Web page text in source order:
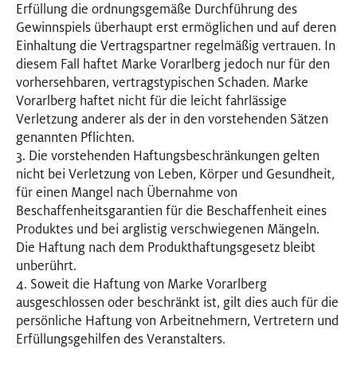
Erfüllung die ordnungsgemäße Durchführung des
Gewinnspiels überhaupt erst ermöglichen und auf deren
Einhaltung die Vertragspartner regelmäßig vertrauen. In
diesem Fall haftet Marke Vorarlberg jedoch nur für den
vorhersehbaren, vertragstypischen Schaden. Marke
Vorarlberg haftet nicht für die leicht fahrlässige
Verletzung anderer als der in den vorstehenden Sätzen
genannten Pflichten.
3. Die vorstehenden Haftungsbeschränkungen gelten
nicht bei Verletzung von Leben, Körper und Gesundheit,
für einen Mangel nach Übernahme von
Beschaffenheitsgarantien für die Beschaffenheit eines
Produktes und bei arglistig verschwiegenen Mängeln.
Die Haftung nach dem Produkthaftungsgesetz bleibt
unberührt.
4. Soweit die Haftung von Marke Vorarlberg
ausgeschlossen oder beschränkt ist, gilt dies auch für die
persönliche Haftung von Arbeitnehmern, Vertretern und
Erfüllungsgehilfen des Veranstalters.